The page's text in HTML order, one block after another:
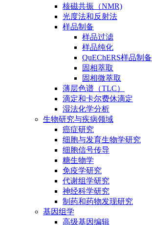
核磁共振（NMR)
光度法和反射法
样品制备
样品过滤
样品纯化
QuEChERS样品制备
固相萃取
固相微萃取
薄层色谱（TLC）
滴定和卡尔费休滴定
湿法化学分析
生物研究与疾病领域
癌症研究
细胞与发育生物学研究
细胞信号传导
糖生物学
免疫学研究
代谢组学研究
神经科学研究
制药和药物发现研究
基因组学
高级基因编辑